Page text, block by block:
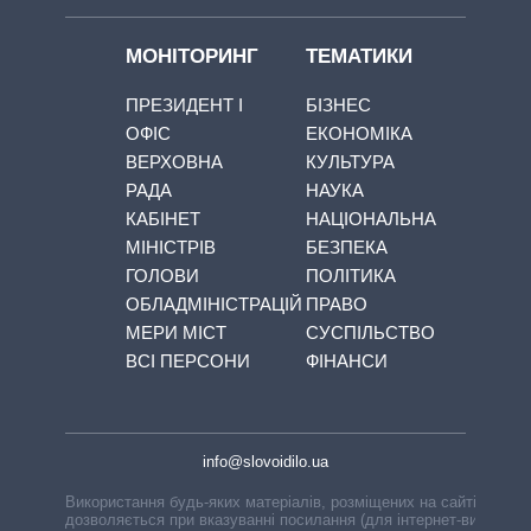
МОНІТОРИНГ
ПРЕЗИДЕНТ І
ОФІС
ВЕРХОВНА
РАДА
КАБІНЕТ
МІНІСТРІВ
ГОЛОВИ
ОБЛАДМІНІСТРАЦІЙ
МЕРИ МІСТ
ВСІ ПЕРСОНИ
ТЕМАТИКИ
БІЗНЕС
ЕКОНОМІКА
КУЛЬТУРА
НАУКА
НАЦІОНАЛЬНА
БЕЗПЕКА
ПОЛІТИКА
ПРАВО
СУСПІЛЬСТВО
ФІНАНСИ
info@slovoidilo.ua
Використання будь-яких матеріалів, розміщених на сайті,
дозволяється при вказуванні посилання (для інтернет-видань